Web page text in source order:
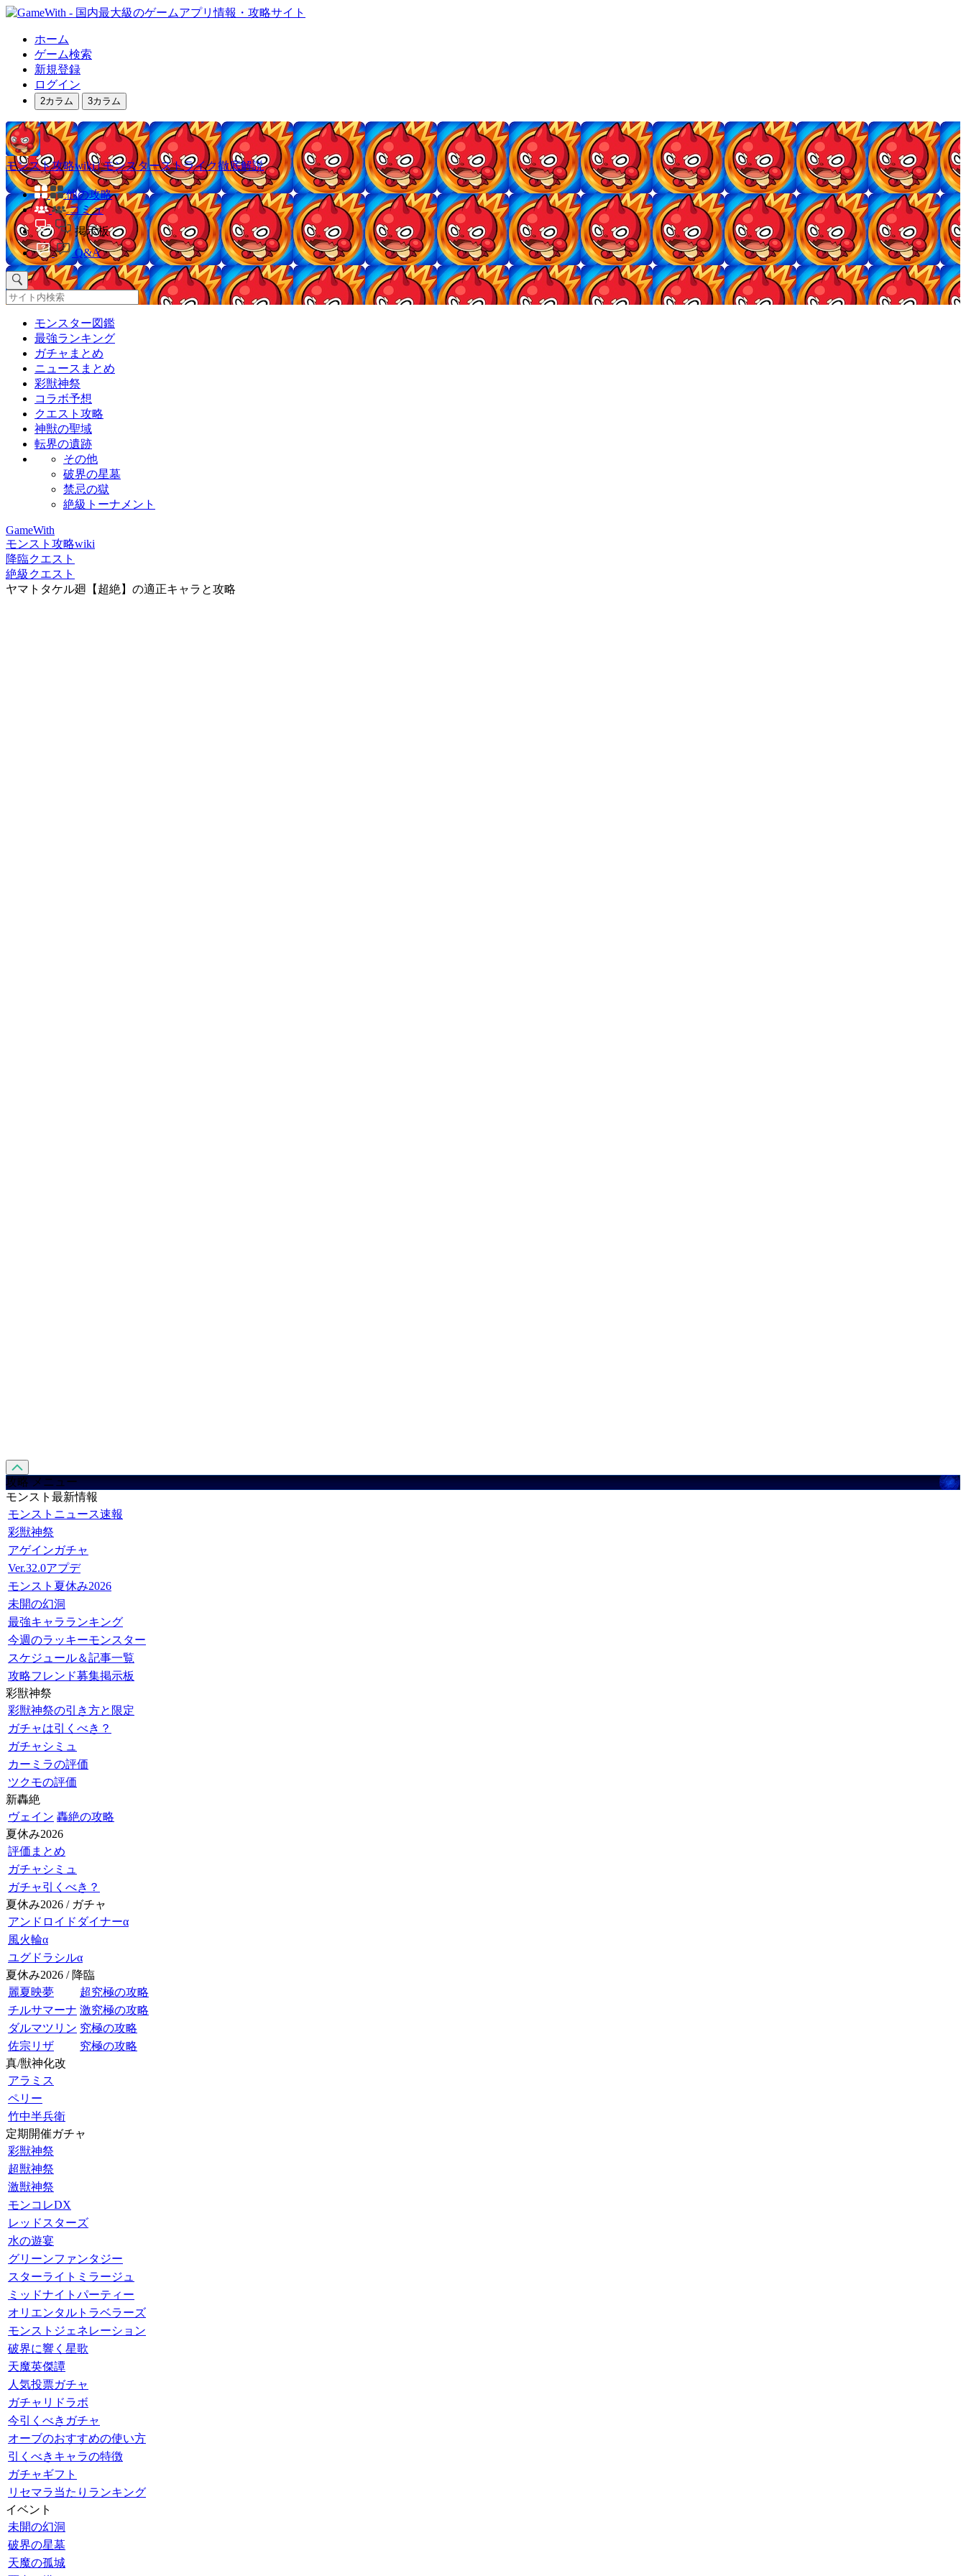
ホーム
ゲーム検索
新規登録
ログイン
2カラム 3カラム
モンスト攻略wiki | モンスターストライク徹底解説
他の攻略
コミュ
掲示板
Q&A
モンスター図鑑
最強ランキング
ガチャまとめ
ニュースまとめ
彩獣神祭
コラボ予想
クエスト攻略
神獣の聖域
転界の遺跡
その他
破界の星墓
禁忌の獄
絶級トーナメント
GameWith
モンスト攻略wiki
降臨クエスト
絶級クエスト
ヤマトタケル廻【超絶】の適正キャラと攻略
攻略 メニュー
モンスト最新情報
モンストニュース速報
彩獣神祭
アゲインガチャ
Ver.32.0アプデ
モンスト夏休み2026
未開の幻洞
最強キャラランキング
今週のラッキーモンスター
スケジュール＆記事一覧
攻略フレンド募集掲示板
彩獣神祭
彩獣神祭の引き方と限定
ガチャは引くべき？
ガチャシミュ
カーミラの評価
ツクモの評価
新轟絶
ヴェイン 轟絶の攻略
夏休み2026
評価まとめ
ガチャシミュ
ガチャ引くべき？
夏休み2026 / ガチャ
アンドロイドダイナーα
風火輪α
ユグドラシルα
夏休み2026 / 降臨
麗夏映夢
超究極の攻略
チルサマーナ 激究極の攻略
ダルマツリン 究極の攻略
佐宗リザ
究極の攻略
真/獣神化改
アラミス
ペリー
竹中半兵衛
定期開催ガチャ
彩獣神祭
超獣神祭
激獣神祭
モンコレDX
レッドスターズ
水の遊宴
グリーンファンタジー
スターライトミラージュ
ミッドナイトパーティー
オリエンタルトラベラーズ
モンストジェネレーション
破界に響く星歌
天魔英傑譚
人気投票ガチャ
ガチャリドラボ
今引くべきガチャ
オーブのおすすめの使い方
引くべきキャラの特徴
ガチャギフト
リセマラ当たりランキング
イベント
未開の幻洞
破界の星墓
天魔の孤城